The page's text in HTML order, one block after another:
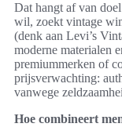
Dat hangt af van
wil, zoekt vintage
(denk aan Levi’s
moderne materialen
premiummerken of
prijsverwachting:
vanwege
Hoe combineert